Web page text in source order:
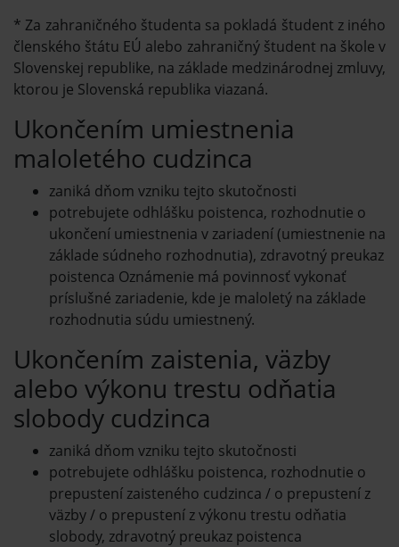
* Za zahraničného študenta sa pokladá študent z iného
členského štátu EÚ alebo zahraničný študent na škole v
Slovenskej republike, na základe medzinárodnej zmluvy,
ktorou je Slovenská republika viazaná.
Ukončením umiestnenia
maloletého cudzinca
zaniká dňom vzniku tejto skutočnosti
potrebujete odhlášku poistenca, rozhodnutie o
ukončení umiestnenia v zariadení (umiestnenie na
základe súdneho rozhodnutia), zdravotný preukaz
poistenca Oznámenie má povinnosť vykonať
príslušné zariadenie, kde je maloletý na základe
rozhodnutia súdu umiestnený.
Ukončením zaistenia, väzby
alebo výkonu trestu odňatia
slobody cudzinca
zaniká dňom vzniku tejto skutočnosti
potrebujete odhlášku poistenca, rozhodnutie o
prepustení zaisteného cudzinca / o prepustení z
väzby / o prepustení z výkonu trestu odňatia
slobody, zdravotný preukaz poistenca